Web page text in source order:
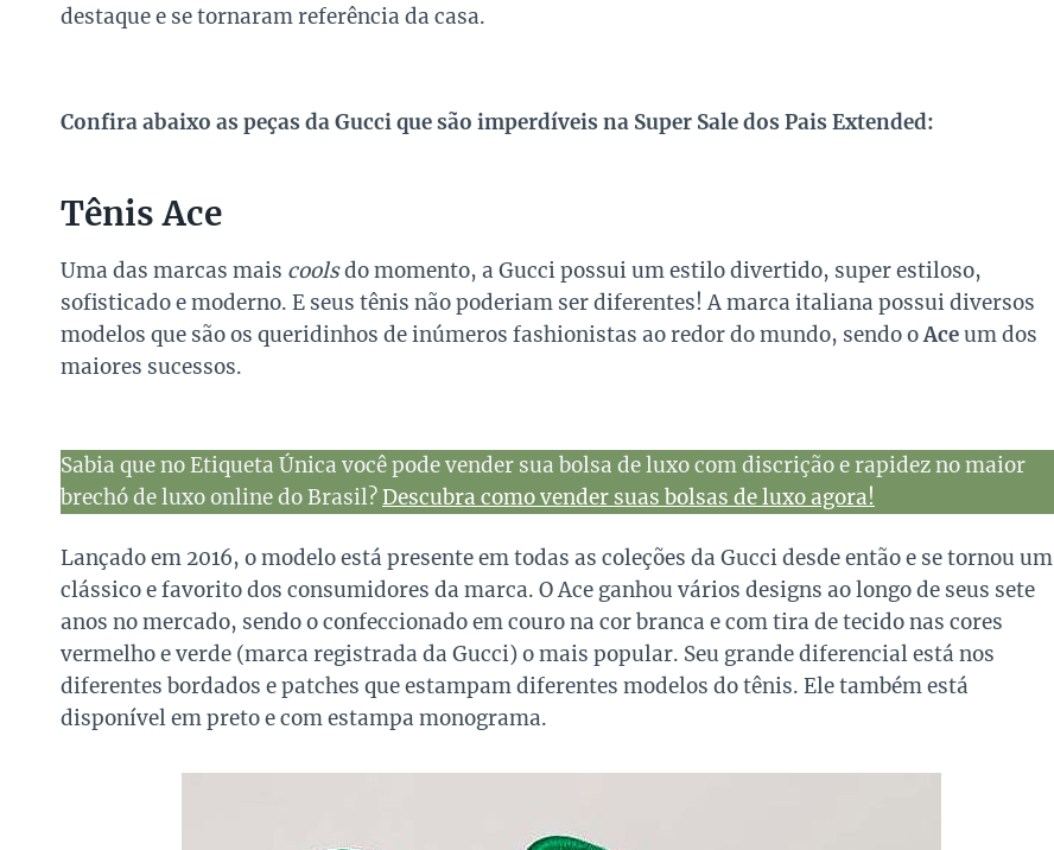
destaque e se tornaram referência da casa.
Confira abaixo as peças da Gucci que são imperdíveis na Super Sale dos Pais Extended:
Tênis Ace
Uma das marcas mais coolsdo momento, a Gucci possui um estilo divertido, super estiloso,
sofisticado e moderno. E seus tênis não poderiam ser diferentes! A marca italiana possui diversos
modelos que são os queridinhos de inúmeros fashionistas ao redor do mundo, sendo oAceum dos
maiores sucessos.
Sabia que no Etiqueta Única você pode vender sua bolsa de luxo com discrição e rapidez no maior
brechó de luxo online do Brasil?Descubra como vender suas bolsas de luxo agora!
Lançado em 2016, o modelo está presente em todas as coleções da Gucci desde então e se tornou um
clássico e favorito dos consumidores da marca. O Ace ganhou vários designs ao longo de seus sete
anos no mercado, sendo o confeccionado em couro na cor branca e com tira de tecido nas cores
vermelho e verde (marca registrada da Gucci) o mais popular. Seu grande diferencial está nos
diferentes bordados e patches que estampam diferentes modelos do tênis. Ele também está
disponível em preto e com estampa monograma.